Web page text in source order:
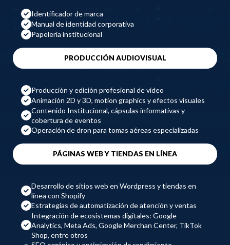
Identificador de marca
Manual de identidad corporativa
Papelería institucional
PRODUCCIÓN AUDIOVISUAL
Producción y edición profesional de video
Animación 2D y 3D, motion graphics y efectos visuales
Contenido Institucional, cápsulas informativas y
cobertura de eventos
Operación de dron para tomas aéreas especializadas
PÁGINAS WEB Y TIENDAS EN LÍNEA
Desarrollo de sitios web en Wordpress y tiendas en
línea con Shopify
Estrategias de automatización de atención y ventas
Integración de ecosistemas digitales: Google
Analytics, Meta Ads, Google Merchan Center, TikTok
Shop, entre otros